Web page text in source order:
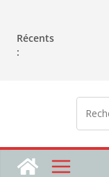
contenu
Récents
: